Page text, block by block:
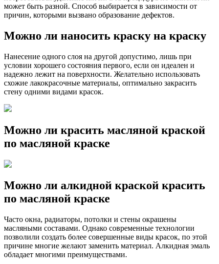
может быть разной. Способ выбирается в зависимости от
причин, которыми вызвано образование дефектов.
Можно ли наносить краску на краску
Нанесение одного слоя на другой допустимо, лишь при
условии хорошего состояния первого, если он идеален и
надежно лежит на поверхности. Желательно использовать
схожие лакокрасочные материалы, оптимально закрасить
стену одними видами красок.
Можно ли красить масляной краской
по масляной краске
Можно ли алкидной краской красить
по масляной краске
Часто окна, радиаторы, потолки и стены окрашены
масляными составами. Однако современные технологии
позволили создать более совершенные виды красок, по этой
причине многие желают заменить материал. Алкидная эмаль
обладает многими преимуществами.